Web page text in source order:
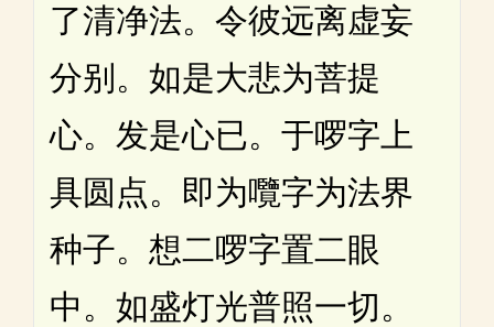
了清净法。令彼远离虚妄
分别。如是大悲为菩提
心。发是心已。于啰字上
具圆点。即为囕字为法界
种子。想二啰字置二眼
中。如盛灯光普照一切。